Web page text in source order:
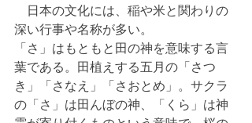
日本の文化には、稲や米と関わりの
深い行事や名称が多い。
「さ」はもともと田の神を意味する言
葉である。田植えする五月の「さつ
き」「さなえ」「さおとめ」。サクラ
の「さ」は田んぼの神、「くら」は神